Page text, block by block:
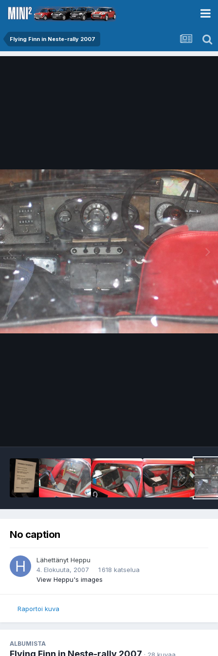
Flying Finn in Neste-rally 2007
No caption
Lähettänyt Heppu
4. Elokuuta, 2007
1 618 katselua
View Heppu's images
Raportoi kuva
ALBUMISTA
Flying Finn in Neste-rally 2007